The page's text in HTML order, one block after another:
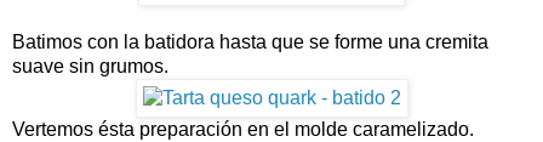
Batimos con la batidora hasta que se forme una cremita
suave sin grumos.
Vertemos ésta preparación en el molde caramelizado.